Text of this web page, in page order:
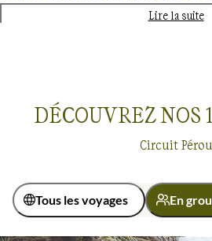
traditionnel, aux méthodes
ans, et à la fête religieuse d'Inti
De l'Amazonie aux dunes du
Pacifique, nos circuits Pérou
Lire la suite
DÉCOUVREZ NOS
Circuit Pérou
Tous les voyages En